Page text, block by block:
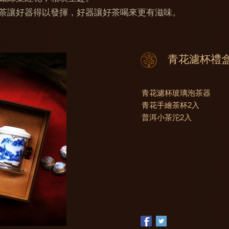
讓好器得以發揮，好器讓好茶喝來更有滋味。
青花濾杯禮
青花濾杯玻璃泡茶器
青花手繪茶杯2入
普洱小茶沱2入